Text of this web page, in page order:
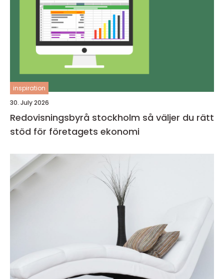
inspiration
30. July 2026
Redovisningsbyrå stockholm så väljer du rätt
stöd för företagets ekonomi